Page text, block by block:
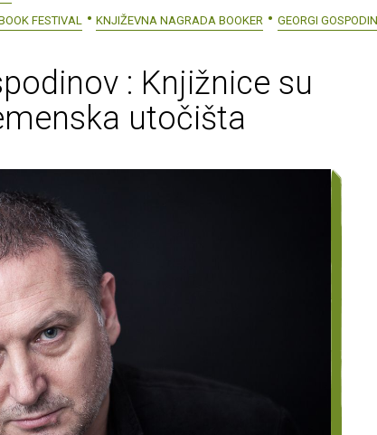
FESTIVAL
KNJIŽEVNA NAGRADA BOOKER GEORGI
: Knjižnice su
utočišta